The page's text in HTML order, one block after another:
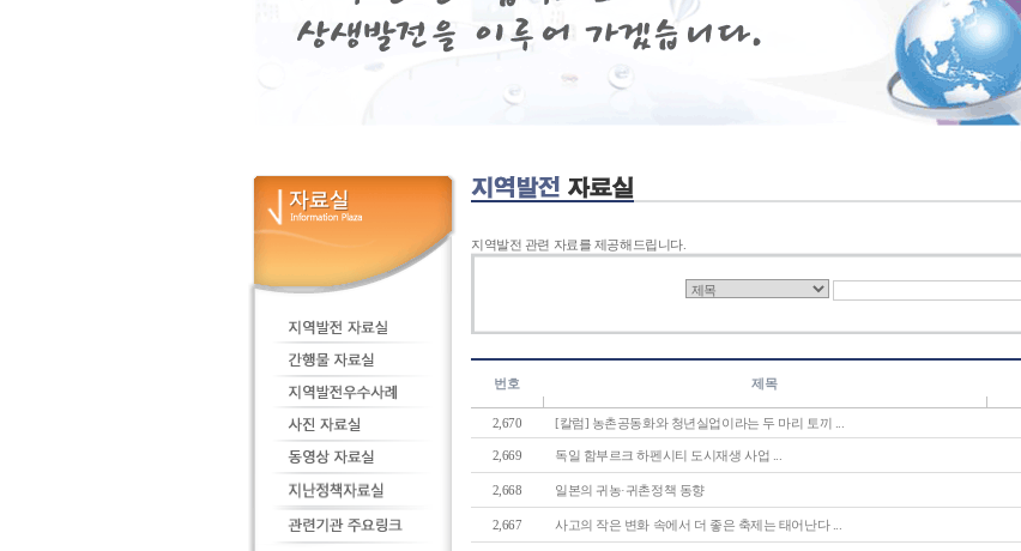
지역발전 관련 자료를 제공해드립니다.
번호 제목
2,670 [칼럼] 농촌공동화와 청년실업이라는 두 마리 토끼 ...
2,669 독일 함부르크 하펜시티 도시재생 사업 ...
2,668 일본의 귀농·귀촌정책 동향
2,667 사고의 작은 변화 속에서 더 좋은 축제는 태어난다 ...